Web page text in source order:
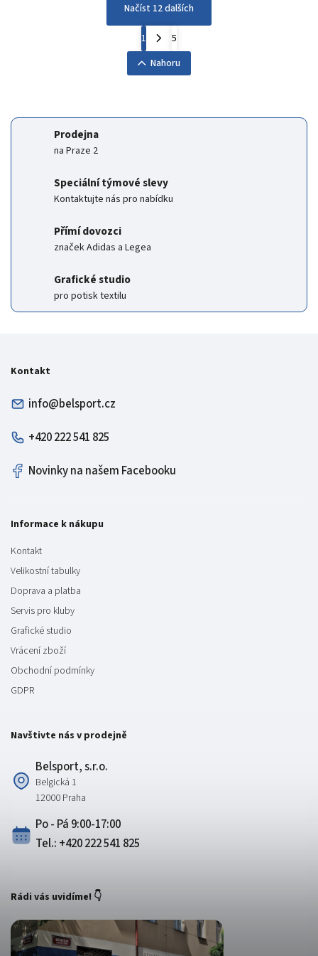
Načíst 12 dalších
1
5
Nahoru
Prodejna
na Praze 2
Speciální týmové slevy
Kontaktujte nás pro nabídku
Přímí dovozci
značek Adidas a Legea
Grafické studio
pro potisk textilu
Kontakt
info@belsport.cz
+420 222 541 825
Novinky na našem Facebooku
Informace k nákupu
Kontakt
Velikostní tabulky
Doprava a platba
Servis pro kluby
Grafické studio
Vrácení zboží
Obchodní podmínky
GDPR
Navštivte nás v prodejně
Belsport, s.r.o.
Belgická 1
12000 Praha
Po - Pá 9:00-17:00
Tel.: +420 222 541 825
Rádi vás uvidíme! 👇